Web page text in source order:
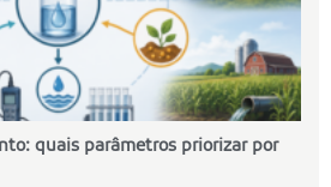
quais parâmetros priorizar por